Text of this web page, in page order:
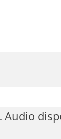
Audio